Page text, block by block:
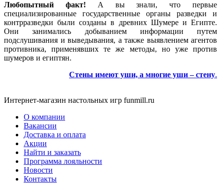
Любопытный факт! А вы знали, что первые
специализированные государственные органы разведки и
контрразведки были созданы в древних Шумере и Египте.
Они занимались добыванием информации путем
подслушивания и выведывания, а также выявлением агентов
противника, применявших те же методы, но уже против
шумеров и египтян.
Стены имеют уши, а многие уши – стену.
Интернет-магазин настольных игр funmill.ru
О компании
Вакансии
Доставка и оплата
Акции
Найти и заказать
Программа лояльности
Новости
Контакты